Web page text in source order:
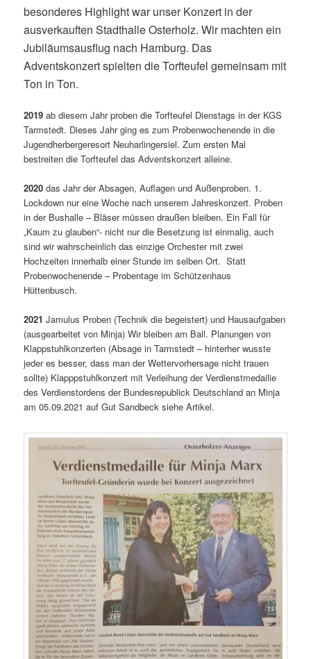
besonderes Highlight war unser Konzert in der
ausverkauften Stadthalle Osterholz. Wir machten ein
Jubiläumsausflug nach Hamburg. Das
Adventskonzert spielten die Torfteufel gemeinsam mit
Ton in Ton.
2019 ab diesem Jahr proben die Torfteufel Dienstags in der KGS
Tarmstedt. Dieses Jahr ging es zum Probenwochenende in die
Jugendherbergeresort Neuharlingersiel. Zum ersten Mal
bestreiten die Torfteufel das Adventskonzert alleine.
2020 das Jahr der Absagen, Auflagen und Außenproben. 1.
Lockdown nur eine Woche nach unserem Jahreskonzert. Proben
in der Bushalle – Bläser müssen draußen bleiben. Ein Fall für
„Kaum zu glauben“- nicht nur die Besetzung ist einmalig, auch
sind wir wahrscheinlich das einzige Orchester mit zwei
Hochzeiten innerhalb einer Stunde im selben Ort. Statt
Probenwochenende – Probentage im Schützenhaus
Hüttenbusch.
2021 Jamulus Proben (Technik die begeistert) und Hausaufgaben
(ausgearbeitet von Minja) Wir bleiben am Ball. Planungen von
Klappstuhlkonzerten (Absage in Tarmstedt – hinterher wusste
jeder es besser, dass man der Wettervorhersage nicht trauen
sollte) Klapppstuhlkonzert mit Verleihung der Verdienstmedailie
des Verdienstordens der Bundesrepublick Deutschland an Minja
am 05.09.2021 auf Gut Sandbeck siehe Artikel.